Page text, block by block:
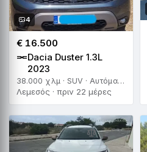
4
€ 16.500
Dacia Duster 1.3L
2023
38.000 χλμ · SUV · Αυτόματο
Λεμεσός · πριν 22 μέρες